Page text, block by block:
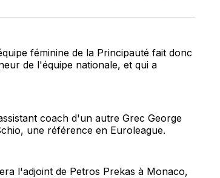
Facebook
LinkedInWhatsApp
Courriel
féminine de la Principauté fait donc
de l'équipe nationale, et qui a
coach d'un autre Grec George
une référence en Euroleague.
l'adjoint de Petros Prekas à Monaco,